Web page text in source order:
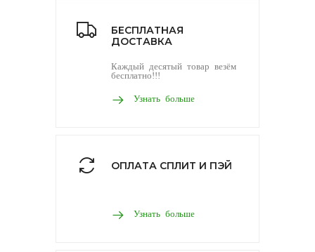
БЕСПЛАТНАЯ
ДОСТАВКА
Каждый десятый товар везём
бесплатно!!!
Узнать больше
ОПЛАТА СПЛИТ И ПЭЙ
Узнать больше